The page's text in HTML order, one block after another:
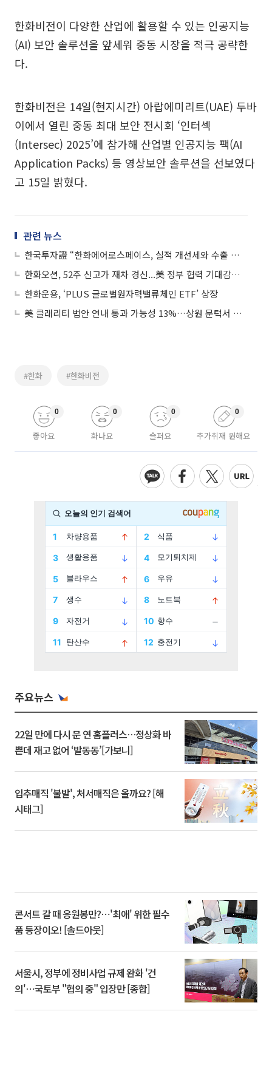
한화비전이 다양한 산업에 활용할 수 있는 인공지능
(AI) 보안 솔루션을 앞세워 중동 시장을 적극 공략한
다.
한화비전은 14일(현지시간) 아랍에미리트(UAE) 두바
이에서 열린 중동 최대 보안 전시회 ‘인터섹
(Intersec) 2025’에 참가해 산업별 인공지능 팩(AI
Application Packs) 등 영상보안 솔루션을 선보였다
고 15일 밝혔다.
관련 뉴스
한국투자證 “한화에어로스페이스, 실적 개선세와 수출 모멘텀…목표가↑”
한화오션, 52주 신고가 재차 경신...美 정부 협력 기대감에 연일 강세
한화운용, ‘PLUS 글로벌원자력밸류체인 ETF’ 상장
美 클래리티 법안 연내 통과 가능성 13%…상원 문턱서 제동
#한화 #한화비전
좋아요
0
화나요
0
슬퍼요
0
추가취재 원해요
0
주요뉴스
22일 만에 다시 문 연 홈플러스…정상화 바
쁜데 재고 없어 ‘발동동’[가보니]
입추매직 '불발', 처서매직은 올까요? [해
시태그]
콘서트 갈 때 응원봉만?⋯'최애' 위한 필수
품 등장이오! [솔드아웃]
서울시, 정부에 정비사업 규제 완화 '건
의'⋯국토부 "협의 중" 입장만 [종합]